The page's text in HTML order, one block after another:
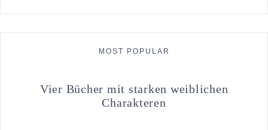
MOST POPULAR
Vier Bücher mit starken weiblichen
Charakteren